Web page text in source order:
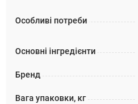
Особливі потреби
Основні інгредієнти
Бренд
Вага упаковки, кг